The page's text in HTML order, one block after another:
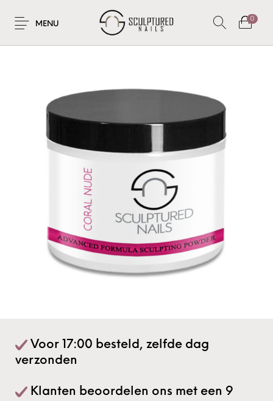
MENU
0
Voor 17:00 besteld, zelfde dag
verzonden
Klanten beoordelen ons met een 9